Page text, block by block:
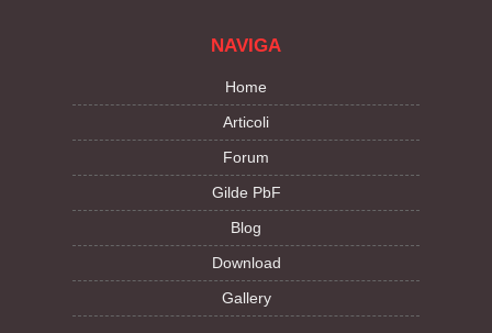
NAVIGA
Home
Articoli
Forum
Gilde PbF
Blog
Download
Gallery